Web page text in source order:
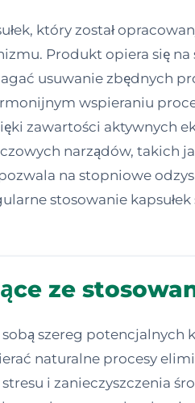
który został
Produkt opiera się
usuwanie zbędnych
wspieraniu
zawartości aktywnych
narządów, takich
na stopniowe
stosowanie
ze
szereg
naturalne procesy
i zanieczyszczenia